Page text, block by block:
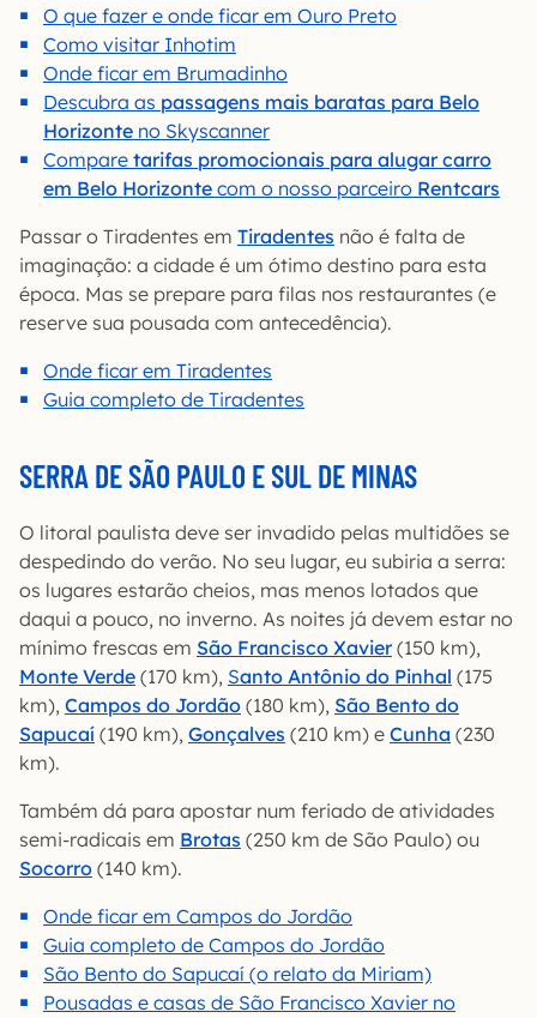
O que fazer e onde ficar em Ouro Preto
Como visitar Inhotim
Onde ficar em Brumadinho
Descubra as passagens mais baratas para Belo
Horizonte no Skyscanner
Compare tarifas promocionais para alugar carro
em Belo Horizonte com o nosso parceiro Rentcars
Passar o Tiradentes em Tiradentes não é falta de
imaginação: a cidade é um ótimo destino para esta
época. Mas se prepare para filas nos restaurantes (e
reserve sua pousada com antecedência).
Onde ficar em Tiradentes
Guia completo de Tiradentes
SERRA DE SÃO PAULO E SUL DE MINAS
O litoral paulista deve ser invadido pelas multidões se
despedindo do verão. No seu lugar, eu subiria a serra:
os lugares estarão cheios, mas menos lotados que
daqui a pouco, no inverno. As noites já devem estar no
mínimo frescas em São Francisco Xavier(150 km),
Monte Verde (170 km), Santo Antônio do Pinhal (175
km), Campos do Jordão (180 km), São Bento do
Sapucaí (190 km), Gonçalves (210 km) e Cunha (230
km).
Também dá para apostar num feriado de atividades
semi-radicais em Brotas (250 km de São Paulo) ou
Socorro (140 km).
Onde ficar em Campos do Jordão
Guia completo de Campos do Jordão
São Bento do Sapucaí (o relato da Miriam)
Pousadas e casas de São Francisco Xavier no